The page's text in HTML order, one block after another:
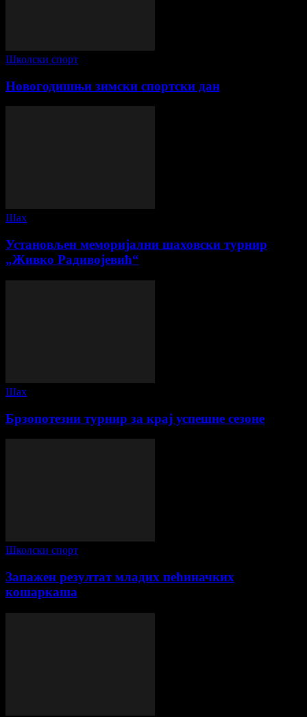
Школски спорт
Новогодишњи зимски спортски дан
Шах
Установљен меморијални шаховски турнир
„Живко Радивојевић“
Шах
Брзопотезни турнир за крај успешне сезоне
Школски спорт
Запажен резултат младих пећиначких
кошаркаша